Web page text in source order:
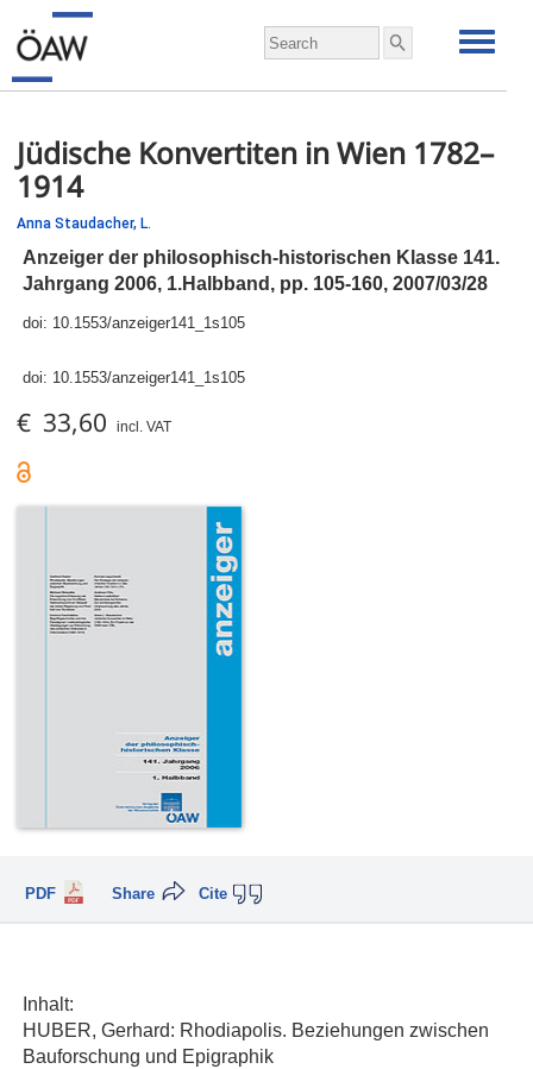
Jüdische Konvertiten in Wien 1782–
1914
Anna Staudacher, L.
Anzeiger der philosophisch-historischen Klasse 141.
Jahrgang 2006, 1.Halbband, pp. 105-160, 2007/03/28
doi: 10.1553/anzeiger141_1s105
doi: 10.1553/anzeiger141_1s105
€ 33,60 incl. VAT
PDF Cite
Share
Inhalt:
HUBER, Gerhard: Rhodiapolis. Beziehungen zwischen
Bauforschung und Epigraphik